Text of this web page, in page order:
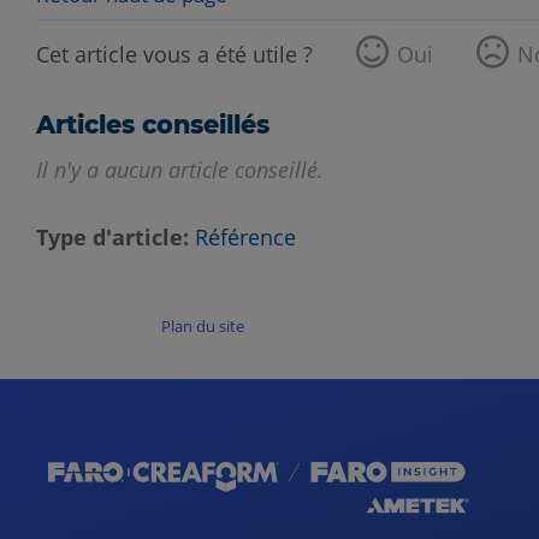
Cet article vous a été utile ? Oui
Articles conseillés
Il n'y a aucun article conseillé.
Type d'article Référence
Plan du site